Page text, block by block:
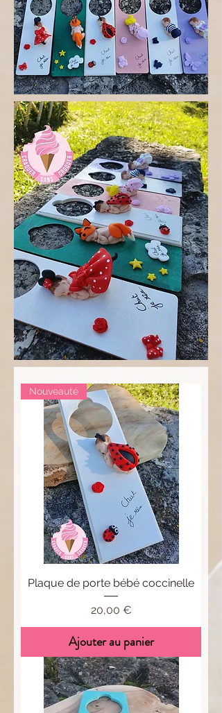
Nouveauté
Plaque de porte bébé coccinelle
Prix
20,00 €
Ajouter au panier